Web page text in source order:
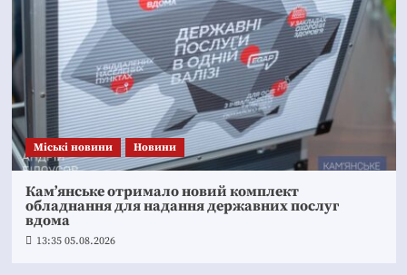
Mіські новини Новини
Кам’янське отримало новий комплект
обладнання для надання державних послуг
вдома
13:35 05.08.2026